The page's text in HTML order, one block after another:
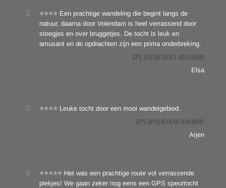
⭐⭐⭐⭐ Een prachtige wandeling die begint langs de
natuur, daarna door Volendam is heel verrassend door
steegjes en over bruggetjes. De tocht is leuk en
amusant en de opdrachten zijn een prima onderbreking.
GPS SPEURTOCHT VOLENDAM
Elsa
⭐⭐⭐⭐ Leuke tocht door een mooi wandelgebied.
GPS SPEURTOCHT BRABANT
Arjen
⭐⭐⭐⭐⭐ Het was een prachtige route vol verrassende
plekjes! We gaan zeker nog eens een GPS speurtocht